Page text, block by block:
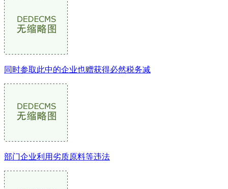
同时参取此中的企业也赠获得必然税务减
部门企业利用劣质原料等违法